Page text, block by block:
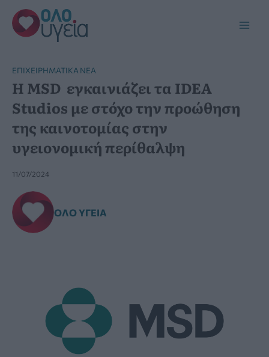
Μετάβαση
στο
περιεχόμενο
ΕΠΙΧΕΙΡΗΜΑΤΙΚΆ ΝΈΑ
Η MSD εγκαινιάζει τα IDEA
Studios με στόχο την προώθηση
της καινοτομίας στην
υγειονομική περίθαλψη
11/07/2024
ΌΛΟ ΥΓΕΊΑ